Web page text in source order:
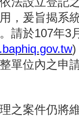
，爰旨揭系
請於107年3
)
單位內之申
之案件仍將